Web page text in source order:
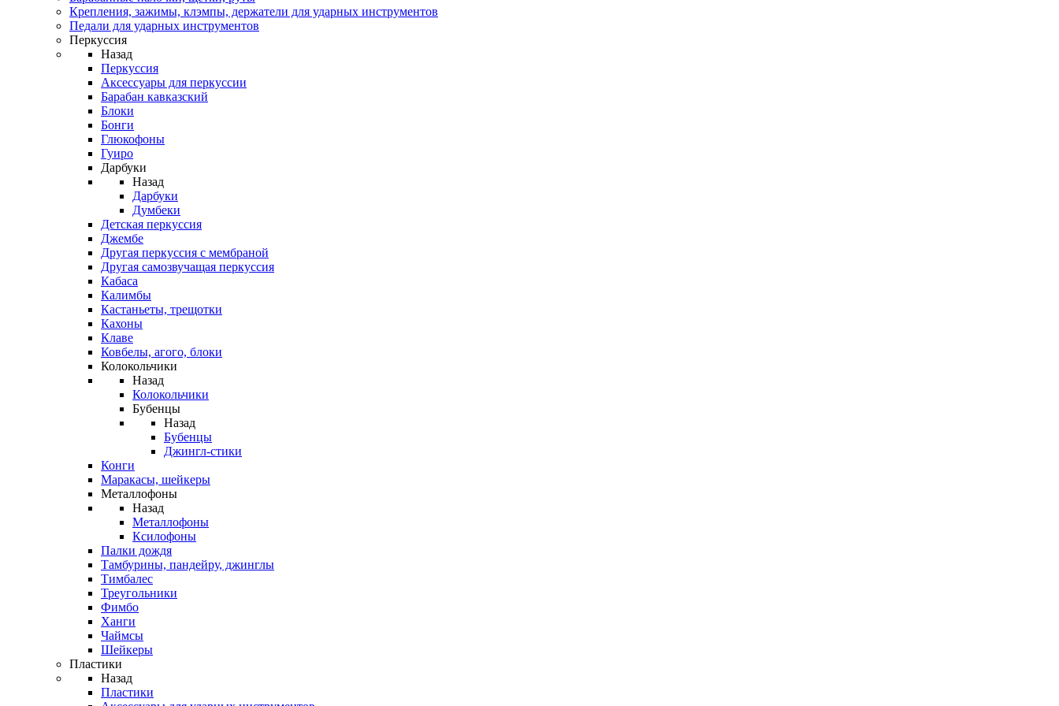
Крепления, зажимы, клэмпы, держатели для ударных инструментов
Педали для ударных инструментов
Перкуссия
Назад
Перкуссия
Аксессуары для перкуссии
Барабан кавказский
Блоки
Бонги
Глюкофоны
Гуиро
Дарбуки
Назад
Дарбуки
Думбеки
Детская перкуссия
Джембе
Другая перкуссия с мембраной
Другая самозвучащая перкуссия
Кабаса
Калимбы
Кастаньеты, трещотки
Кахоны
Клаве
Ковбелы, агого, блоки
Колокольчики
Назад
Колокольчики
Бубенцы
Назад
Бубенцы
Джингл-стики
Конги
Маракасы, шейкеры
Металлофоны
Назад
Металлофоны
Ксилофоны
Палки дождя
Тамбурины, пандейру, джинглы
Тимбалес
Треугольники
Фимбо
Ханги
Чаймсы
Шейкеры
Пластики
Назад
Пластики